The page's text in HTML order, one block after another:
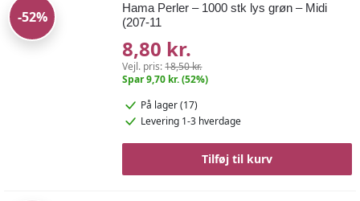
-52%
Hama Perler – 1000 stk lys grøn – Midi
(207-11
8,80 kr.
Vejl. pris:18,50 kr.
Spar 9,70 kr. (52%)
På lager (17)
Levering 1-3 hverdage
Tilføj til kurv